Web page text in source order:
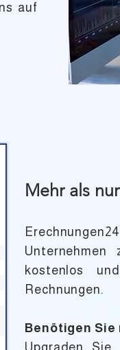
auf
Mehr als
kostenlos
Rechnungen.
Benötigen Sie
Upgraden